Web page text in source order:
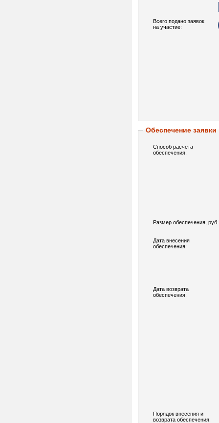
Всего подано заявок
на участие:
Обеспечение заявки
Способ расчета
обеспечения:
Размер обеспечения,
Дата внесения
обеспечения:
Дата возврата
обеспечения:
Порядок внесения и
возврата обеспечения: